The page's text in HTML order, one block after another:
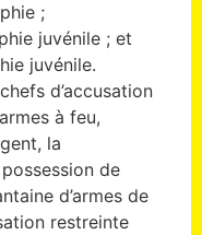
;
juvénile ; et
juvénile.
d’accusation
à feu,
la
de
d’armes de
restreinte